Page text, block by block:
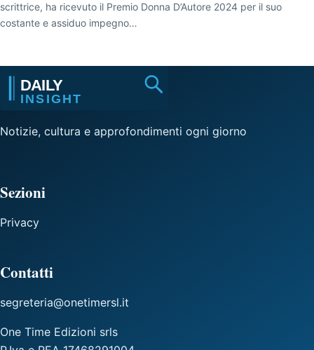
scrittrice, ha ricevuto il Premio Donna D’Autore 2024 per il suo
costante e assiduo impegno…
Notizie, cultura e approfondimenti ogni giorno
Sezioni
Privacy
Contatti
segreteria@onetimersl.it
One Time Edizioni srls